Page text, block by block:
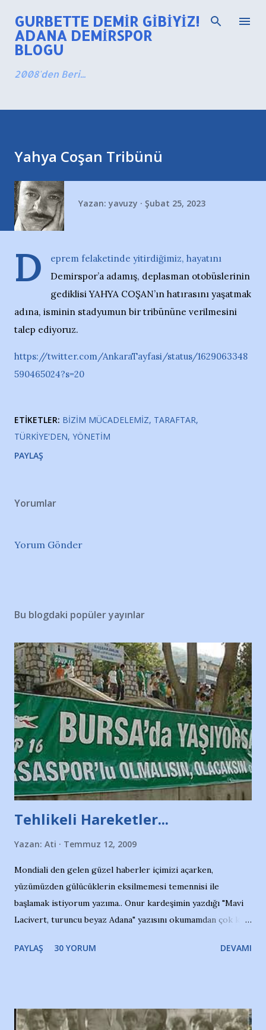
Ana içeriğe atla
GURBETTE DEMIR GIBIYIZ!
ADANA DEMIRSPOR
BLOGU
2008'den Beri...
Yahya Coşan Tribünü
Yazan: yavuzy Şubat 25, 2023
D
eprem felaketinde yitirdiğimiz, hayatını
Demirspor’a adamış, deplasman otobüslerinin
gediklisi YAHYA COŞAN’ın hatırasını yaşatmak
adına, isminin stadyumun bir tribününe verilmesini
talep ediyoruz.
https://twitter.com/AnkaraTayfasi/status/1629063348
590465024?s=20
ETIKETLER: BIZIM MÜCADELEMIZ TARAFTAR
TÜRKIYE'DEN YÖNETIM
PAYLAŞ
Yorumlar
Yorum Gönder
Bu blogdaki popüler yayınlar
Tehlikeli Hareketler...
Yazan: Ati Temmuz 12, 2009
Mondiali den gelen güzel haberler içimizi açarken,
yüzümüzden gülücüklerin eksilmemesi temennisi ile
başlamak istiyorum yazıma.. Onur kardeşimin yazdığı "Mavi
Lacivert, turuncu beyaz Adana" yazısını okumamdan çok kısa
irkildim.. "Bursasporlu taraftarlar, İstanbul takımlarının
ve ürünlerini Bursa şehrinde görmek istemediklerini bir
PAYLAŞ 30 YORUM DEVAMI